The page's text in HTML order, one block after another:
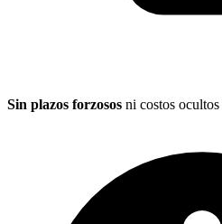
Sin plazos forzosos ni costos ocultos